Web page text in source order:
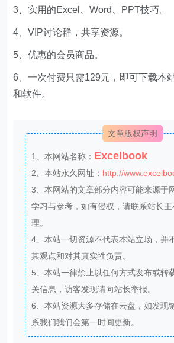
3、实用的Excel、Word、PPT技巧。
4、VIP讨论群，共享资源。
5、优惠的会员商品。
6、一次付费只需129元，即可下载本
和软件。
文章版权声明
1、本网站名称： Excelbook
2、本站永久网址： http://
3、本网站的文章部分内容可能来源于
学习与参考，如有侵权，请联系站长
理。
4、本站一切资源不代表本站立场，并
其观点和对其真实性负责。
5、本站一律禁止以任何方式发布或转
关信息，访客发现请向站长举报。
6、本站资源大多存储在云盘，如发现
系我们我们会第一时间更新。